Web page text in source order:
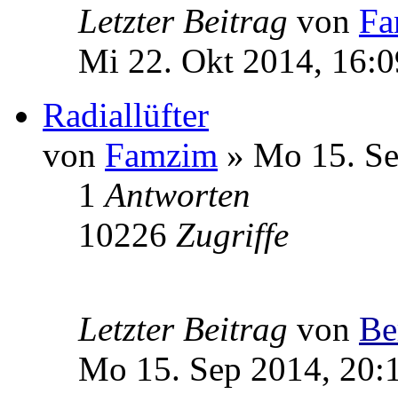
Letzter Beitrag von
Mi 22. Okt 2014,
Radiallüfter
von Famzim » Mo 15.
1Antworten
10226 Zugriffe
Letzter Beitrag von
Mo 15. Sep 2014,